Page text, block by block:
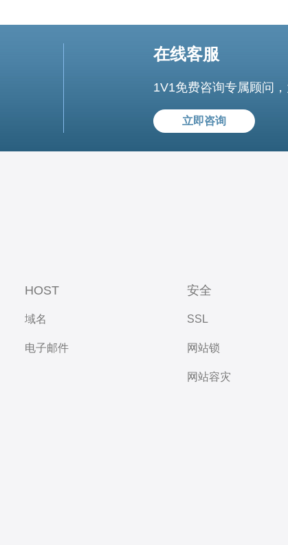
在线客服
1V1免费咨询专属顾问
立即咨询
HOST
域名
电子邮件
安全
SSL
网站锁
网站容灾